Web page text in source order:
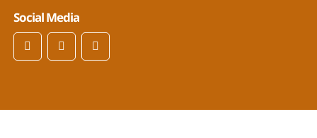
Social Media